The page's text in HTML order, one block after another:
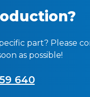
part? Please
as possible!
640